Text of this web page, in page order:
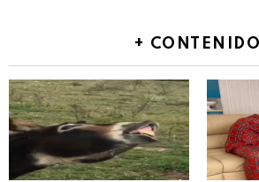
+ CONTENIDO